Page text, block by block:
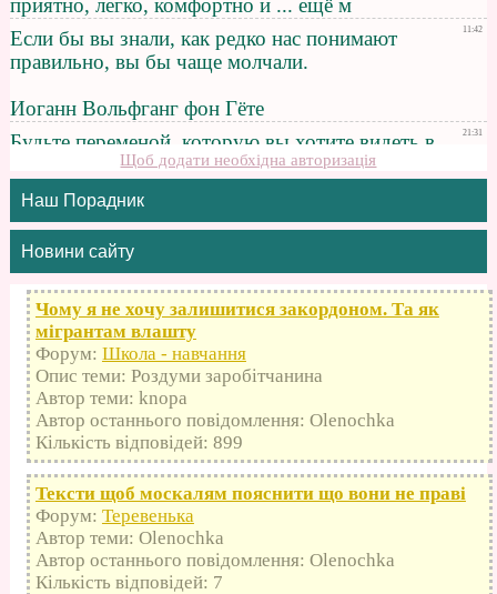
Щоб додати необхідна авторизація
Наш Порадник
Новини сайту
Чому я не хочу залишитися закордоном. Та як
мігрантам влашту
Форум: Школа - навчання
Опис теми: Роздуми заробітчанина
Автор теми: knopa
Автор останнього повідомлення: Olenochka
Кількість відповідей: 899
Тексти щоб москалям пояснити що вони не праві
Форум: Теревенька
Автор теми: Olenochka
Автор останнього повідомлення: Olenochka
Кількість відповідей: 7